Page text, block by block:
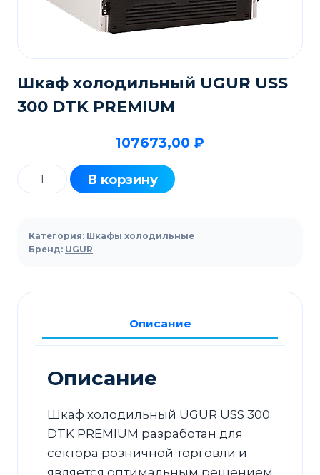
Шкаф холодильный UGUR USS
300 DTK PREMIUM
107673,00 ₽
Количество
товара
холодильный
UGUR
300
DTK
В корзину
Категория: Шкафы холодильные
Бренд: UGUR
Описание
Описание
Шкаф холодильный UGUR USS 300
DTK PREMIUM разработан для
сектора розничной торговли и